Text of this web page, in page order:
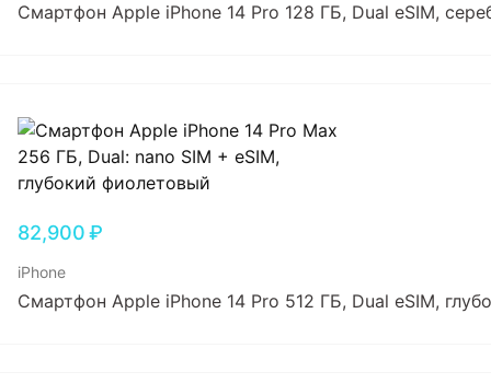
Смартфон Apple iPhone 14 Pro 128 ГБ, Dual еSIM,
82,900₽
iPhone
Смартфон Apple iPhone 14 Pro 512 ГБ, Dual еSIM,